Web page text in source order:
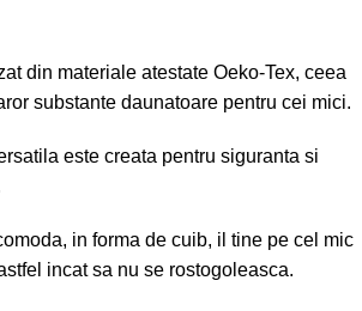
din materiale atestate Oeko-Tex, ceea
substante daunatoare pentru cei mici.
este creata pentru siguranta si
in forma de cuib, il tine pe cel mic
incat sa nu se rostogoleasca.